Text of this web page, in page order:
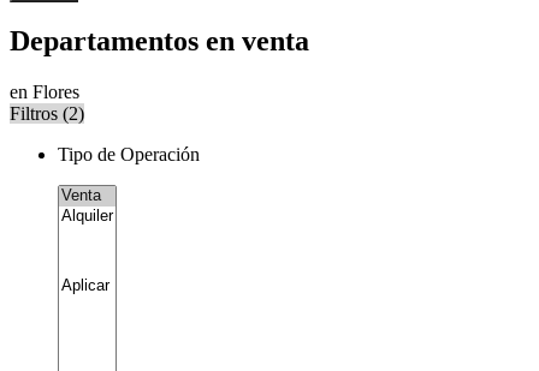
Departamentos en venta
en Flores
Filtros (2)
Tipo de Operación